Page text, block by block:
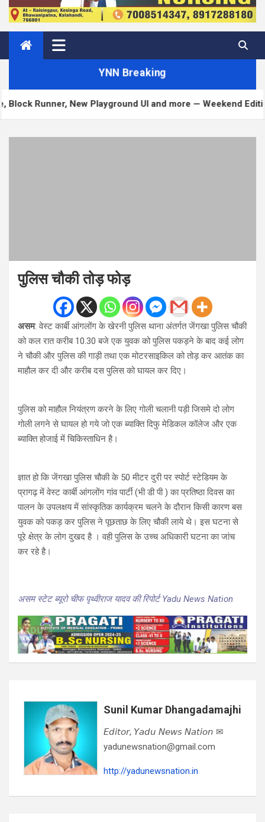
YNN Breaking
New Playground UI and more — Weekend Edition 372
पुलिस चौकी तोड़ फोड़
असम: वेस्ट कार्बी आंगलोंग के खेरनी पुलिस थाना अंतर्गत जेंगखा पुलिस चौकी
को कल रात करीब 10.30 बजे एक युवक को पुलिस पकड़ने के बाद कई लोग
ने चौकी और पुलिस की गाड़ी तथा एक मोटरसाइकिल को तोड़ कर आतंक का
माहौल कर दी और करीब दस पुलिस को घायल कर दिए।
पुलिस को माहौल नियंत्रण करने के लिए गोली चलानी पड़ी जिसमे दो लोग
गोली लगने से घायल हो गये जो एक ब्याक्ति दिफु मेडिकल कॉलेज और एक
ब्याक्ति होजाई में चिकिस्ताधिन है।
ज्ञात हो कि जेंगखा पुलिस चौकी के 50 मीटर दुरी पर स्पोर्ट स्टेडियम के
प्रागढ़ में वेस्ट कार्बी आंगलोंग गांव पार्टी (भी डी पी ) का प्रतिष्ठा दिवस का
पालन के उपलक्षय में सांस्कृतिक कार्यक्रम चलने के दौरान किसी कारण बस
युवक को पकड़ कर पुलिस ने पूछताछ के लिए चौकी लाये थे। इस घटना से
पूरे क्षेत्र के लोग दुखद है । वही पुलिस के उच्च अधिकारी घटना का जांच
कर रहे है।
असम स्टेट ब्यूरो चीफ पृथ्वीराज यादव की रिपोर्ट Yadu News Nation
Sunil Kumar Dhangadamajhi
𝘌𝘥𝘪𝘵𝘰𝘳, 𝘠𝘢𝘥𝘶 𝘕𝘦𝘸𝘴 𝘕𝘢𝘵𝘪𝘰𝘯 ✉
yadunewsnation@gmail.com
http://yadunewsnation.in